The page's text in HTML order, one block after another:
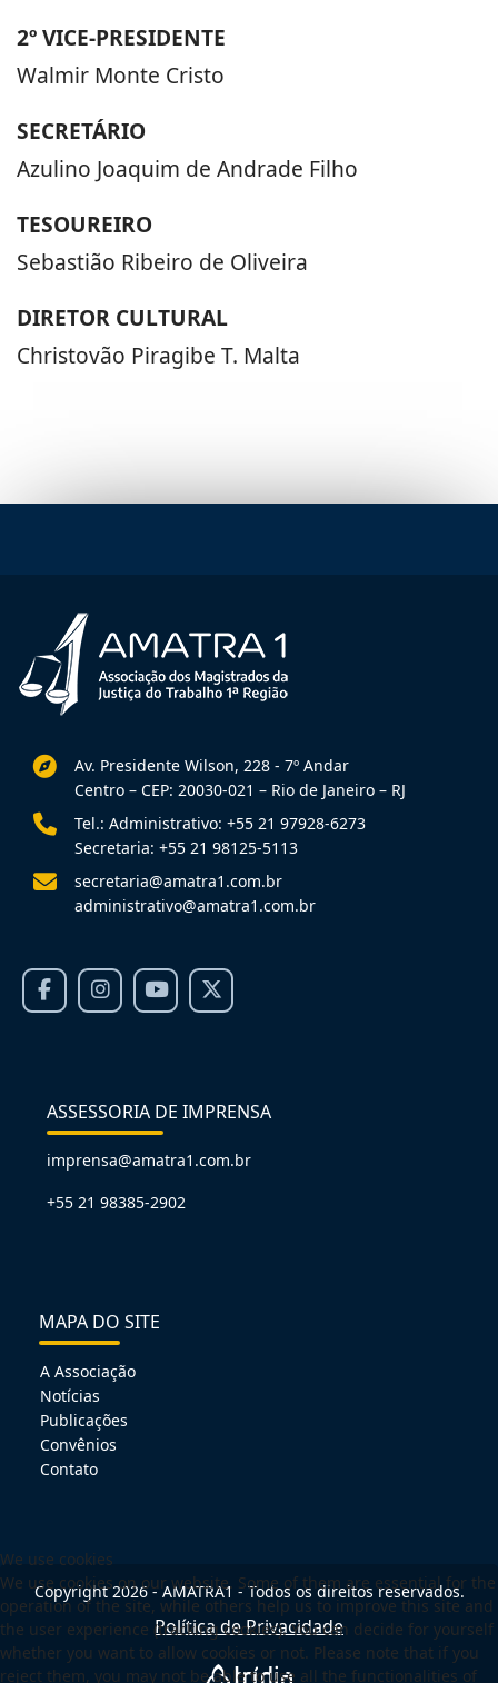
2º VICE-PRESIDENTE
Walmir Monte Cristo
SECRETÁRIO
Azulino Joaquim de Andrade Filho
TESOUREIRO
Sebastião Ribeiro de Oliveira
DIRETOR CULTURAL
Christovão Piragibe T. Malta
Av. Presidente Wilson, 228 - 7º Andar
Centro – CEP: 20030-021 – Rio de Janeiro – RJ
Tel.: Administrativo: +55 21 97928-6273
Secretaria: +55 21 98125-5113
secretaria@amatra1.com.br
administrativo@amatra1.com.br
ASSESSORIA DE IMPRENSA
imprensa@amatra1.com.br
+55 21 98385-2902
MAPA DO SITE
A Associação
Notícias
Publicações
Convênios
Contato
Copyright 2026 - AMATRA1 - Todos os direitos reservados.
Política de Privacidade
We use cookies
We use cookies on our website. Some of them are essential for the
operation of the site, while others help us to improve this site and
the user experience (tracking cookies). You can decide for yourself
whether you want to allow cookies or not. Please note that if you
reject them, you may not be able to use all the functionalities of